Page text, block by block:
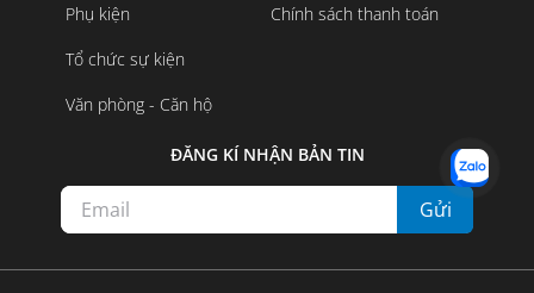
Phụ kiện
Tổ chức sự kiện
Văn phòng - Căn hộ
Chính sách thanh toán
ĐĂNG KÍ NHẬN BẢN TIN
Gửi